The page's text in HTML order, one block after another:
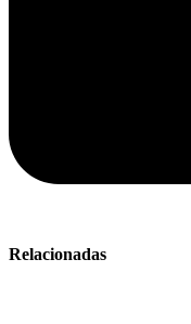
Relacionadas